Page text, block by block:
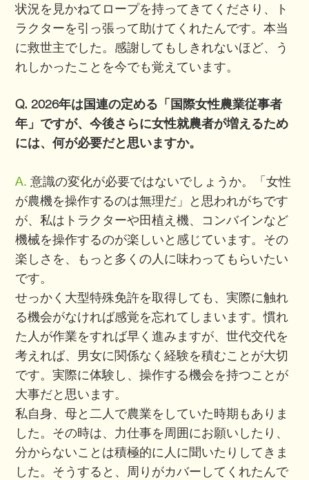
状況を見かねてロープを持ってきてくださり、ト
ラクターを引っ張って助けてくれたんです。本当
に救世主でした。感謝してもしきれないほど、う
れしかったことを今でも覚えています。
Q. 2026年は国連の定める「国際女性農業従事者
年」ですが、今後さらに女性就農者が増えるため
には、何が必要だと思いますか。
A. 意識の変化が必要ではないでしょうか。「女性
が農機を操作するのは無理だ」と思われがちです
が、私はトラクターや田植え機、コンバインなど
機械を操作するのが楽しいと感じています。その
楽しさを、もっと多くの人に味わってもらいたい
です。
せっかく大型特殊免許を取得しても、実際に触れ
る機会がなければ感覚を忘れてしまいます。慣れ
た人が作業をすれば早く進みますが、世代交代を
考えれば、男女に関係なく経験を積むことが大切
です。実際に体験し、操作する機会を持つことが
大事だと思います。
私自身、母と二人で農業をしていた時期もありま
した。その時は、力仕事を周囲にお願いしたり、
分からないことは積極的に人に聞いたりしてきま
した。そうすると、周りがカバーしてくれたんで